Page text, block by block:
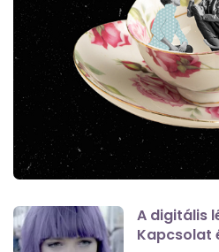
A digitális
Kapcsolat